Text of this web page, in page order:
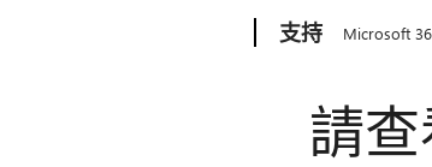
支持 Microsoft
請